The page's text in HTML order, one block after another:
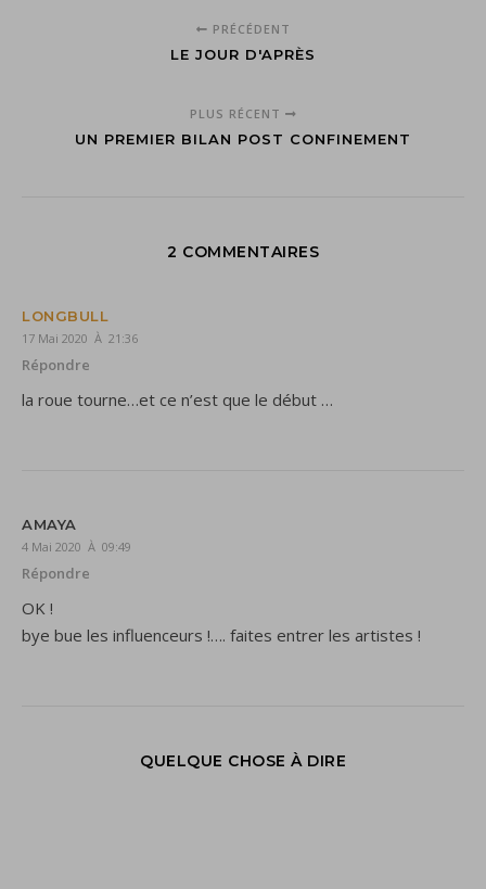
PRÉCÉDENT
LE JOUR D'APRÈS
PLUS RÉCENT
UN PREMIER BILAN POST CONFINEMENT
2 COMMENTAIRES
LONGBULL
17 Mai 2020 À 21:36
Répondre
la roue tourne…et ce n’est que le début …
AMAYA
4 Mai 2020 À 09:49
Répondre
OK !
bye bue les influenceurs !…. faites entrer les artistes !
QUELQUE CHOSE À DIRE